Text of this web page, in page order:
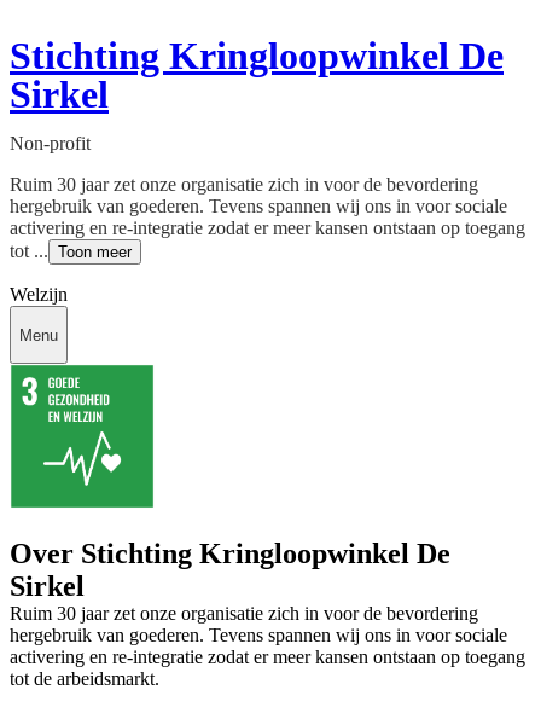
Stichting Kringloopwinkel De
Sirkel
Non-profit
Ruim 30 jaar zet onze organisatie zich in voor de bevordering
hergebruik van goederen. Tevens spannen wij ons in voor sociale
activering en re-integratie zodat er meer kansen ontstaan op toegang
tot ... Toon meer
Welzijn
Menu
Over Stichting Kringloopwinkel De
Sirkel
Ruim 30 jaar zet onze organisatie zich in voor de bevordering
hergebruik van goederen. Tevens spannen wij ons in voor sociale
activering en re-integratie zodat er meer kansen ontstaan op toegang
tot de arbeidsmarkt.